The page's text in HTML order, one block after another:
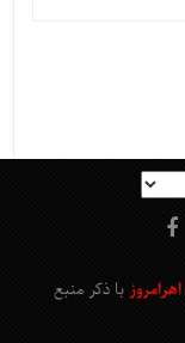
اهرامروز با ذکر منبع